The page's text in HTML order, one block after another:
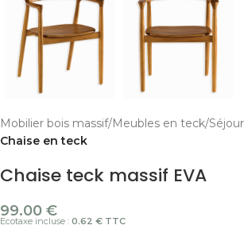
Mobilier bois massif Meubles en teck
Chaise en teck
Chaise teck massif EVA
99.00 €
Ecotaxe incluse : 0.62 € TTC